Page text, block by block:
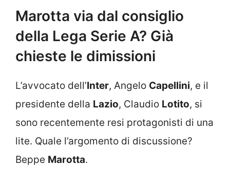
Marotta via dal consiglio
della Lega Serie A? Già
chieste le dimissioni
L’avvocato dell’Inter, Angelo Capellini, e il
presidente della Lazio, Claudio Lotito, si
sono recentemente resi protagonisti di una
lite. Quale l’argomento di discussione?
Beppe Marotta.